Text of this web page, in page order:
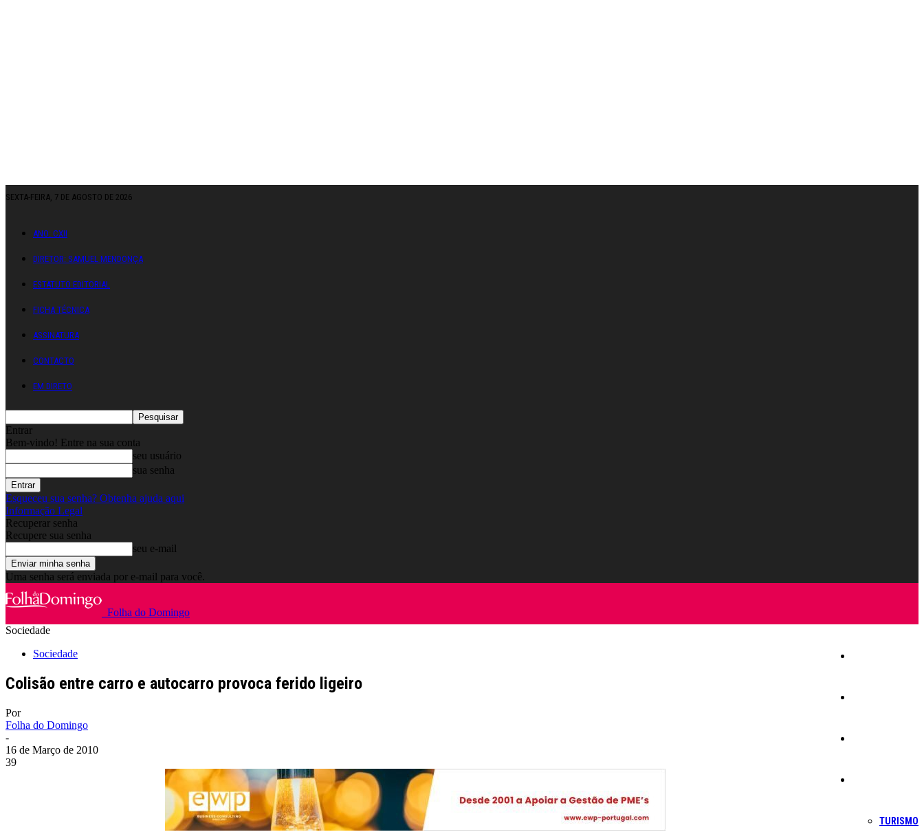
SEXTA-FEIRA, 7 DE AGOSTO DE 2026
ANO: CXII
DIRETOR: SAMUEL MENDONÇA
ESTATUTO EDITORIAL
FICHA TÉCNICA
ASSINATURA
CONTACTO
EM DIRETO
Entrar
Bem-vindo! Entre na sua conta
seu usuário
sua senha
Esqueceu sua senha? Obtenha ajuda aqui
Informação Legal
Recuperar senha
Recupere sua senha
seu e-mail
Uma senha será enviada por e-mail para você.
Folha do Domingo
TURISMO
Sociedade
Sociedade
Colisão entre carro e autocarro provoca ferido ligeiro
Por
Folha do Domingo
-
16 de Março de 2010
39